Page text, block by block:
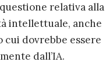
relativa alla
intellettuale, anche
cui dovrebbe essere
dall’IA.